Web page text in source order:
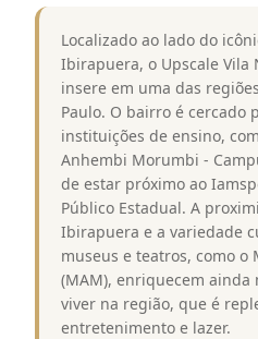
Localizado ao lado do
Ibirapuera, o Upscale Vila
insere em uma das
Paulo. O bairro é cercado
instituições de ensino,
Anhembi Morumbi -
de estar próximo ao
Público Estadual. A
Ibirapuera e a variedade
museus e teatros, como o
(MAM), enriquecem ainda
viver na região, que é
entretenimento e lazer.